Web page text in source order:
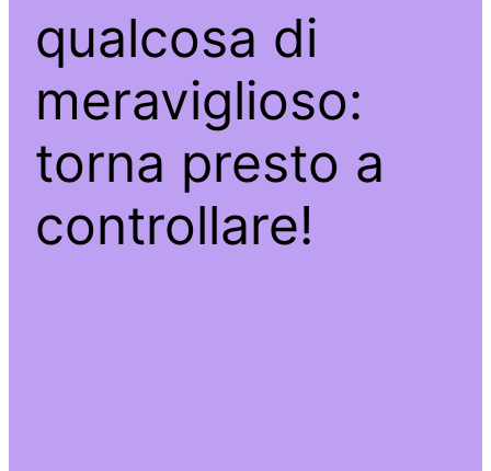
qualcosa di
meraviglioso:
torna presto a
controllare!